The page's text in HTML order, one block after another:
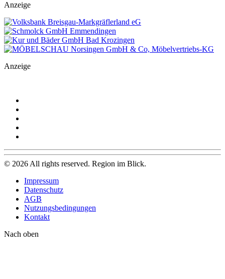
Anzeige
Anzeige
© 2026 All rights reserved. Region im Blick.
Impressum
Datenschutz
AGB
Nutzungsbedingungen
Kontakt
Nach oben